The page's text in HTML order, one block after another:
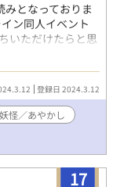
となっておりま
ン同人イベント
いただけたらと思
異種間恋愛 / 無
らすじ】 時は大
はひょんなことか
を脱いだそいつは
。 「ようやっと
生を、存在意義
登録日 2024.3.12
妖怪／あやかし
17